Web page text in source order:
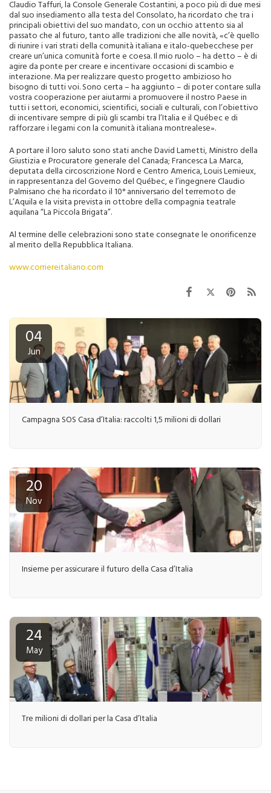
Claudio Taffuri, la Console Generale Costantini, a poco più di due mesi
dal suo insediamento alla testa del Consolato, ha ricordato che tra i
principali obiettivi del suo mandato, con un occhio attento sia al
passato che al futuro, tanto alle tradizioni che alle novità, «c’è quello
di riunire i vari strati della comunità italiana e italo-quebecchese per
creare un’unica comunità forte e coesa. Il mio ruolo – ha detto – è di
agire da ponte per creare e incentivare occasioni di scambio e
interazione. Ma per realizzare questo progetto ambizioso ho
bisogno di tutti voi. Sono certa – ha aggiunto – di poter contare sulla
vostra cooperazione per aiutarmi a promuovere il nostro Paese in
tutti i settori, economici, scientifici, sociali e culturali, con l’obiettivo
di incentivare sempre di più gli scambi tra l’Italia e il Québec e di
rafforzare i legami con la comunità italiana montrealese».
A portare il loro saluto sono stati anche David Lametti, Ministro della
Giustizia e Procuratore generale del Canada; Francesca La Marca,
deputata della circoscrizione Nord e Centro America, Louis Lemieux,
in rappresentanza del Governo del Québec, e l’ingegnere Claudio
Palmisano che ha ricordato il 10° anniversario del terremoto de
L’Aquila e la visita prevista in ottobre della compagnia teatrale
aquilana “La Piccola Brigata”.
Al termine delle celebrazioni sono state consegnate le onorificenze
al merito della Repubblica Italiana.
www.corriereitaliano.com
04
Jun
Campagna SOS Casa d’Italia: raccolti 1,5 milioni di dollari
20
Nov
Insieme per assicurare il futuro della Casa d’Italia
24
May
Tre milioni di dollari per la Casa d’Italia